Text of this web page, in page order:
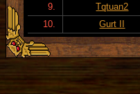
9.
Tqtuan2
10.
Gurt II